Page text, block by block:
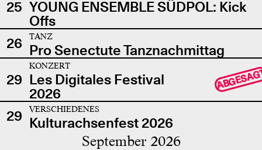
25 YOUNG ENSEMBLE SÜDPOL: Kick
Offs
26
TANZ
Pro Senectute Tanznachmittag
29
KONZERT
Les Digitales Festival
2026
29 VERSCHIEDENES
Kulturachsenfest 2026
September 2026